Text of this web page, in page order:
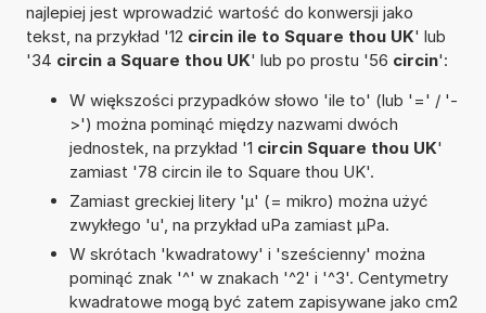
najlepiej jest wprowadzić wartość do konwersji jako
tekst, na przykład '12 circin ile to Square thou UK' lub
'34 circin a Square thou UK' lub po prostu '56 circin':
W większości przypadków słowo 'ile to' (lub '=' / '-
>') można pominąć między nazwami dwóch
jednostek, na przykład '1 circin Square thou UK'
zamiast '78 circin ile to Square thou UK'.
Zamiast greckiej litery 'µ' (= mikro) można użyć
zwykłego 'u', na przykład uPa zamiast µPa.
W skrótach 'kwadratowy' i 'sześcienny' można
pominąć znak '^' w znakach '^2' i '^3'. Centymetry
kwadratowe mogą być zatem zapisywane jako cm2